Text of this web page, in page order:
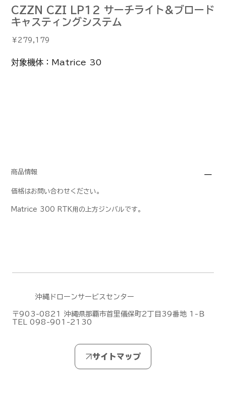
CZZN CZI LP12 サーチライト&ブロード
キャスティングシステム
価
格
￥279,179
対象機体：Matrice 30
商品情報
価格はお問い合わせください。
Matrice 300 RTK用の上方ジンバルです。
沖縄ドローンサービスセンター
〒903-0821 沖縄県那覇市首里儀保町2丁目39番地 1-Ｂ
TEL 098-901-2130